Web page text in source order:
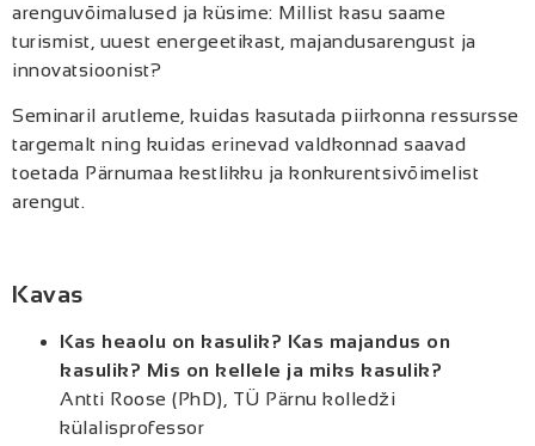
arenguvõimalused ja küsime: Millist kasu saame
turismist, uuest energeetikast, majandusarengust ja
innovatsioonist?
Seminaril arutleme, kuidas kasutada piirkonna ressursse
targemalt ning kuidas erinevad valdkonnad saavad
toetada Pärnumaa kestlikku ja konkurentsivõimelist
arengut.
Kavas
Kas heaolu on kasulik? Kas majandus on
kasulik? Mis on kellele ja miks kasulik?
Antti Roose (PhD), TÜ Pärnu kolledži
külalisprofessor